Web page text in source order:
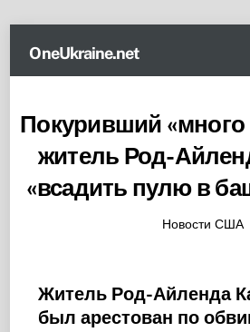
content
OneUkraine.net
Покуривший
житель Род-
«всадить пулю в
Новости США
Житель Род-Айленда
был арестован по